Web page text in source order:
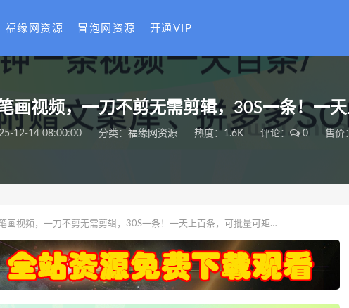
福缘网资源 冒泡网资源 开通VIP
画视频，一刀不剪无需剪辑，30S一条！一
12-14 08:00:00 分类： 福缘网资源 热度：1.6K 评论： 0 售价
画视频，一刀不剪无需剪辑，30S一条！一天上百条，可批量可矩…